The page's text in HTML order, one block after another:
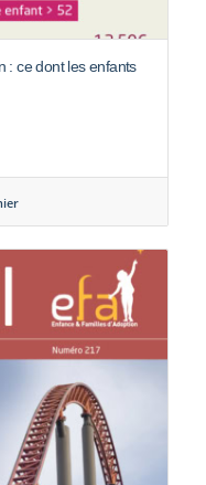
: ce dont les enfants